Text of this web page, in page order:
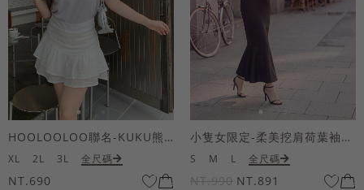
HOOLOOLOO聯名-KUKU熊蝴蝶結短袖上衣
XL 2L 3L 全尺碼
NT.690
小隻女限定-柔美挖肩荷葉袖魚尾長洋裝
S M L 全尺碼
NT.990 NT.891